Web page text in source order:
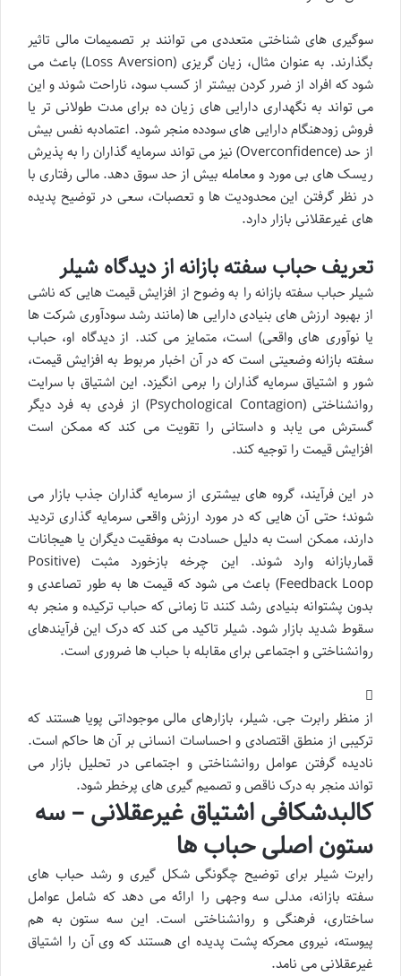
سوگیری های شناختی متعددی می توانند بر تصمیمات مالی تاثیر
بگذارند. به عنوان مثال، زیان گریزی (Loss Aversion) باعث می
شود که افراد از ضرر کردن بیشتر از کسب سود، ناراحت شوند و این
می تواند به نگهداری دارایی های زیان ده برای مدت طولانی تر یا
فروش زودهنگام دارایی های سودده منجر شود. اعتمادبه نفس بیش
از حد (Overconfidence) نیز می تواند سرمایه گذاران را به پذیرش
ریسک های بی مورد و معامله بیش از حد سوق دهد. مالی رفتاری با
در نظر گرفتن این محدودیت ها و تعصبات، سعی در توضیح پدیده
های غیرعقلانی بازار دارد.
تعریف حباب سفته بازانه از دیدگاه شیلر
شیلر حباب سفته بازانه را به وضوح از افزایش قیمت هایی که ناشی
از بهبود ارزش های بنیادی دارایی ها (مانند رشد سودآوری شرکت ها
یا نوآوری های واقعی) است، متمایز می کند. از دیدگاه او، حباب
سفته بازانه وضعیتی است که در آن اخبار مربوط به افزایش قیمت،
شور و اشتیاق سرمایه گذاران را برمی انگیزد. این اشتیاق با سرایت
روانشناختی (Psychological Contagion) از فردی به فرد دیگر
گسترش می یابد و داستانی را تقویت می کند که ممکن است
افزایش قیمت را توجیه کند.
در این فرآیند، گروه های بیشتری از سرمایه گذاران جذب بازار می
شوند؛ حتی آن هایی که در مورد ارزش واقعی سرمایه گذاری تردید
دارند، ممکن است به دلیل حسادت به موفقیت دیگران یا هیجانات
قماربازانه وارد شوند. این چرخه بازخورد مثبت (Positive
Feedback Loop) باعث می شود که قیمت ها به طور تصاعدی و
بدون پشتوانه بنیادی رشد کنند تا زمانی که حباب ترکیده و منجر به
سقوط شدید بازار شود. شیلر تاکید می کند که درک این فرآیندهای
روانشناختی و اجتماعی برای مقابله با حباب ها ضروری است.
از منظر رابرت جی. شیلر، بازارهای مالی موجوداتی پویا هستند که
ترکیبی از منطق اقتصادی و احساسات انسانی بر آن ها حاکم است.
نادیده گرفتن عوامل روانشناختی و اجتماعی در تحلیل بازار می
تواند منجر به درک ناقص و تصمیم گیری های پرخطر شود.
کالبدشکافی اشتیاق غیرعقلانی – سه
ستون اصلی حباب ها
رابرت شیلر برای توضیح چگونگی شکل گیری و رشد حباب های
سفته بازانه، مدلی سه وجهی را ارائه می دهد که شامل عوامل
ساختاری، فرهنگی و روانشناختی است. این سه ستون به هم
پیوسته، نیروی محرکه پشت پدیده ای هستند که وی آن را اشتیاق
غیرعقلانی می نامد.